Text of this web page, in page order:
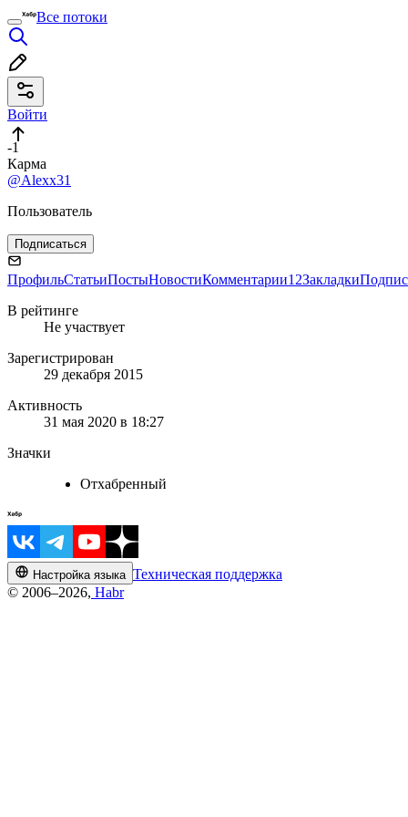
Все потоки
Войти
-1
Карма
@Alexx31
Пользователь
Подписаться
ПрофильСтатьиПостыНовостиКомментарии12Закладки
В рейтинге
Не участвует
Зарегистрирован
29 декабря 2015
Активность
31 мая 2020 в 18:27
Значки
Отхабренный
Настройка языка Техническая поддержка
© 2006–2026, Habr